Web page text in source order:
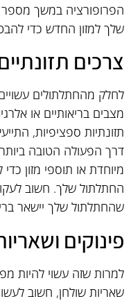
הפרופורציה במשך
שלך למזון החדש כדי
צרכים
לחלק מהחתלתולים
מצבים בריאותיים או
תזונתיות ספציפיות,
דרך הפעולה הטובה
מיוחדת או תוספי מזון
החתלתול שלך. חשוב
שהחתלתול שלך יישאר
פינוקים
למרות שזה עשוי להיות
שאריות שולחן, חשוב